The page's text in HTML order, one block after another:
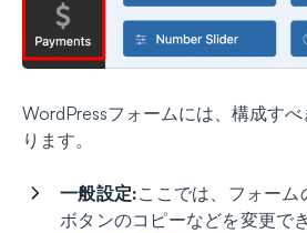
WordPressフォームには、構成す
ります。
一般設定:ここでは、フォー
ボタンのコピーなどを変更で